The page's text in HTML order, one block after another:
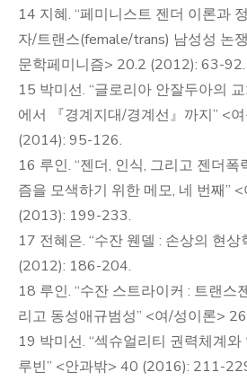
14 지혜. “페미니스트 젠더 이론과
자/트랜스(female/trans) 남성성 논
문학페미니즘> 20.2 (2012): 63-92.
15 박미선. “글로리아 안잘두아의
에서 『경계지대/경계선』까지” <
(2014): 95-126.
16 루인. “젠더, 인식, 그리고 젠더
즘을 모색하기 위한 메모, 네 번째”
(2013): 199-233.
17 전혜은. “수잔 웬델 : 손상의 현
(2012): 186-204.
18 루인. “수잔 스트라이커 : 트랜스
리고 동성애규범성” <여/성이론>
19 박미선. “섹슈얼리티 권력체계와
루빈” <안과밖> 40 (2016): 211-